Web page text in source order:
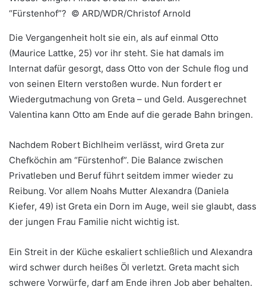
“Fürstenhof”? © ARD/WDR/Christof Arnold
Die Vergangenheit holt sie ein, als auf einmal Otto
(Maurice Lattke, 25) vor ihr steht. Sie hat damals im
Internat dafür gesorgt, dass Otto von der Schule flog und
von seinen Eltern verstoßen wurde. Nun fordert er
Wiedergutmachung von Greta – und Geld. Ausgerechnet
Valentina kann Otto am Ende auf die gerade Bahn bringen.
Nachdem Robert Bichlheim verlässt, wird Greta zur
Chefköchin am “Fürstenhof”. Die Balance zwischen
Privatleben und Beruf führt seitdem immer wieder zu
Reibung. Vor allem Noahs Mutter Alexandra (Daniela
Kiefer, 49) ist Greta ein Dorn im Auge, weil sie glaubt, dass
der jungen Frau Familie nicht wichtig ist.
Ein Streit in der Küche eskaliert schließlich und Alexandra
wird schwer durch heißes Öl verletzt. Greta macht sich
schwere Vorwürfe, darf am Ende ihren Job aber behalten.